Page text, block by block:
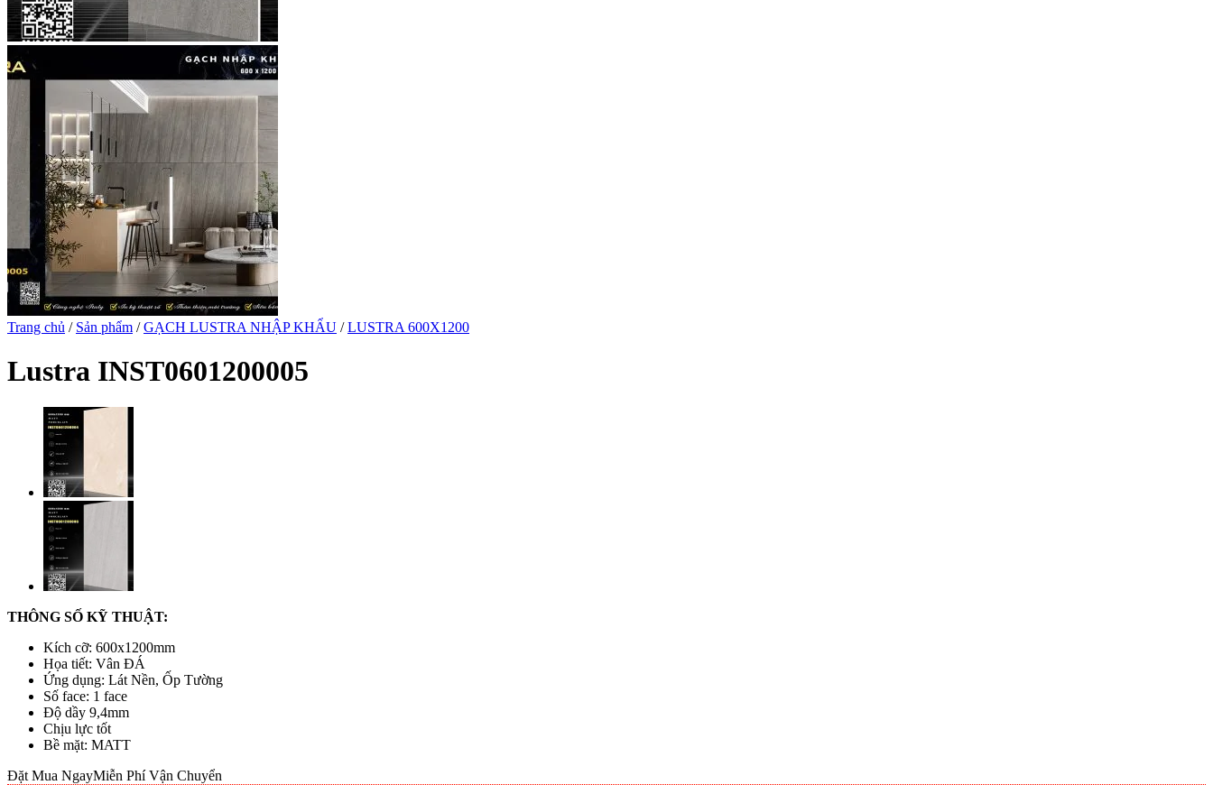
Trang chủ / Sản phẩm / GẠCH LUSTRA NHẬP KHẨU / LUSTRA 600X1200
Lustra INST0601200005
THÔNG SỐ KỸ THUẬT:
Kích cỡ: 600x1200mm
Họa tiết: Vân ĐÁ
Ứng dụng: Lát Nền, Ốp Tường
Số face: 1 face
Độ dầy 9,4mm
Chịu lực tốt
Bề mặt: MATT
Đặt Mua NgayMiễn Phí Vận Chuyển